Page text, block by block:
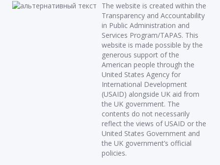
The website is created within the
Transparency and Accountability
in Public Administration and
Services Program/TAPAS. This
website is made possible by the
generous support of the
American people through the
United States Agency for
International Development
(USAID) alongside UK aid from
the UK government. The
contents do not necessarily
reflect the views of USAID or the
United States Government and
the UK government’s official
policies.